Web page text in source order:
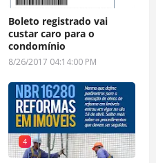
Boleto registrado vai
custar caro para o
condomínio
8/26/2017 04:14:00 PM
4